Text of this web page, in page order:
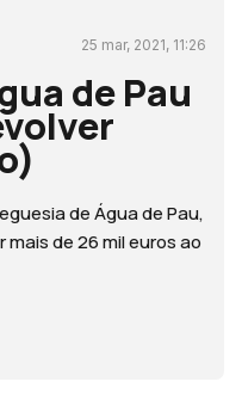
25 mar, 2021, 11:26
de Pau
de Água de Pau,
de 26 mil euros ao